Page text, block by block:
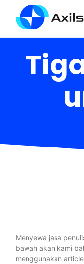
Menyewa jasa
bawah akan kami
menggunakan